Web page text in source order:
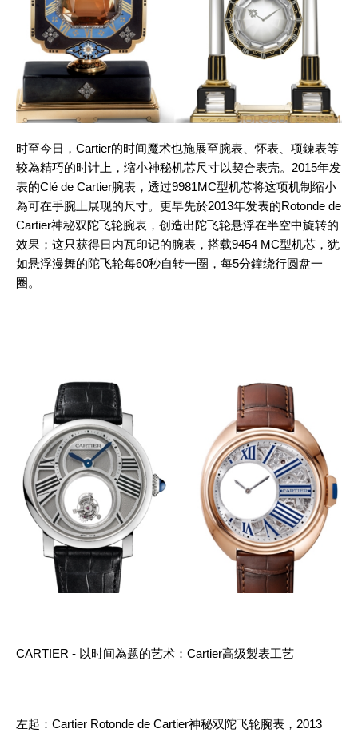
时至今日，Cartier的时间魔术也施展至腕表、怀表、项鍊表等
较為精巧的时计上，缩小神秘机芯尺寸以契合表壳。2015年发
表的Clé de Cartier腕表，透过9981MC型机芯将这项机制缩小
為可在手腕上展现的尺寸。更早先於2013年发表的Rotonde de
Cartier神秘双陀飞轮腕表，创造出陀飞轮悬浮在半空中旋转的
效果；这只获得日内瓦印记的腕表，搭载9454 MC型机芯，犹
如悬浮漫舞的陀飞轮每60秒自转一圈，每5分鐘绕行圆盘一
圈。
CARTIER - 以时间為题的艺术：Cartier高级製表工艺
左起：Cartier Rotonde de Cartier神秘双陀飞轮腕表，2013